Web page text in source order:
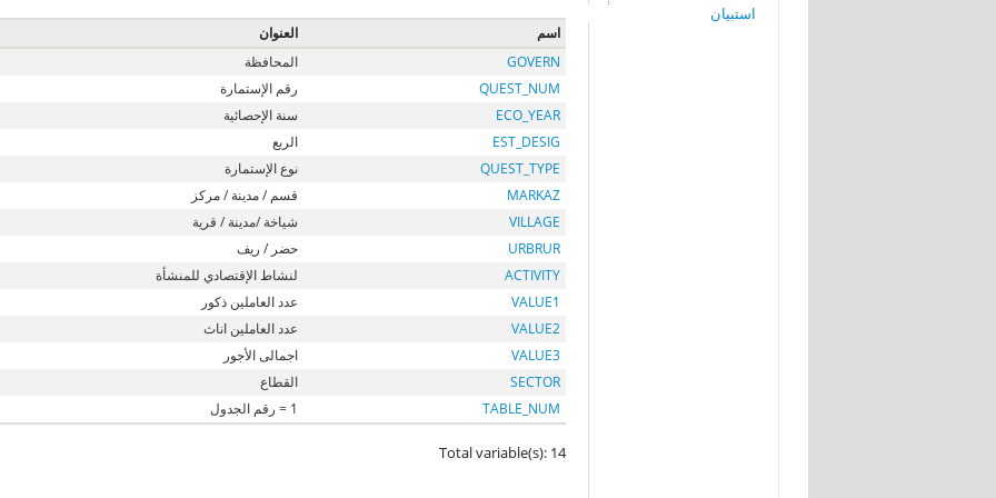
استبيان
اسم العنوان
GOVERN
المحافظة
QUEST_NUM
رقم الإستمارة
ECO_YEAR
سنة الإحصائية
EST_DESIG
الربع
QUEST_TYPE
نوع الإستمارة
MARKAZ
قسم / مدينة / مركز
VILLAGE
شياخة /مدينة / قرية
URBRUR
حضر / ريف
ACTIVITY
لنشاط الإقتصادي للمنشأة
VALUE1
عدد العاملين ذكور
VALUE2
عدد العاملين اناث
VALUE3
اجمالى الأجور
SECTOR
القطاع
TABLE_NUM
1 = رقم الجدول
Total variable(s): 14